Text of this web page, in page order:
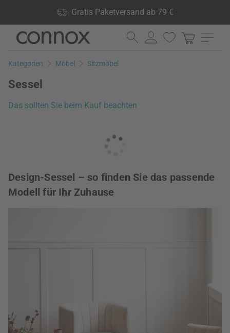
Gratis Paketversand ab 79 €
lagernd, 60 Tage Rückgaberecht
Direkt
Seiteninhalt
Direkt
Suchfeld
Kategorien Möbel Sitzmöbel
Sessel
Das sollten Sie beim Kauf beachten
Design-Sessel – so finden Sie das passende
Modell für Ihr Zuhause